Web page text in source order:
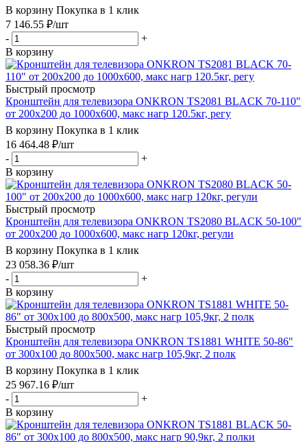
В корзину Покупка в 1 клик
7 146.55 ₽/шт
-
+
В корзину
Быстрый просмотр
Кронштейн для телевизора ONKRON TS2081 BLACK 70-110"
от 200х200 до 1000х600, макс нагр 120.5кг, регу
В корзину Покупка в 1 клик
16 464.48 ₽/шт
-
+
В корзину
Быстрый просмотр
Кронштейн для телевизора ONKRON TS2080 BLACK 50-100"
от 200х200 до 1000х600, макс нагр 120кг, регули
В корзину Покупка в 1 клик
23 058.36 ₽/шт
-
+
В корзину
Быстрый просмотр
Кронштейн для телевизора ONKRON TS1881 WHITE 50-86"
от 300х100 до 800х500, макс нагр 105,9кг, 2 полк
В корзину Покупка в 1 клик
25 967.16 ₽/шт
-
+
В корзину